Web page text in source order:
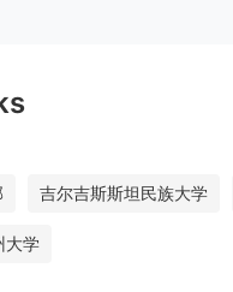
吉尔吉斯斯坦民族大学
大学